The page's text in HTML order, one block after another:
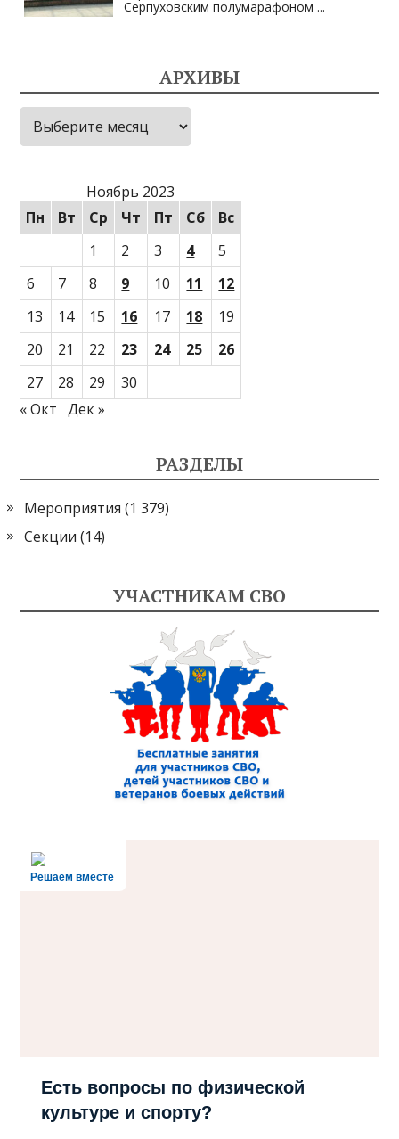
Серпуховским полумарафоном ...
АРХИВЫ
Архивы
Ноябрь 2023
Пн
Вт Ср Чт Пт Сб
Вс
1
2 3 4
5
6
7 8 9 10 11
12
13
14 15 16 17 18
19
20
21 22 23 24 25
26
27
28 29
30
« Окт
Дек »
РАЗДЕЛЫ
Мероприятия (1 379)
Секции (14)
УЧАСТНИКАМ СВО
Решаем вместе
Есть вопросы по физической
культуре и спорту?